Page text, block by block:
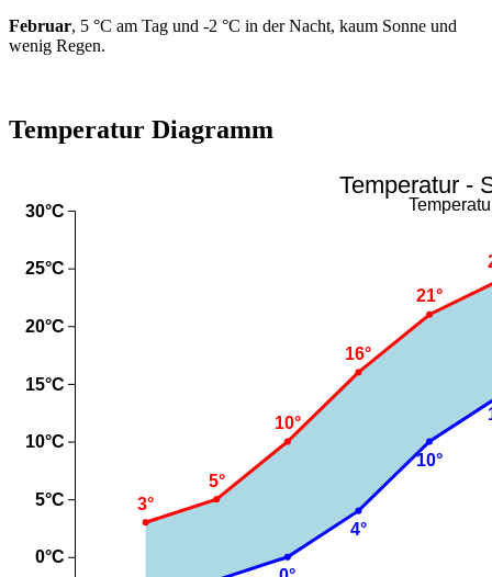
Februar, 5 °C am Tag und -2 °C in der Nacht, kaum Sonne und
wenig Regen.
Temperatur Diagramm